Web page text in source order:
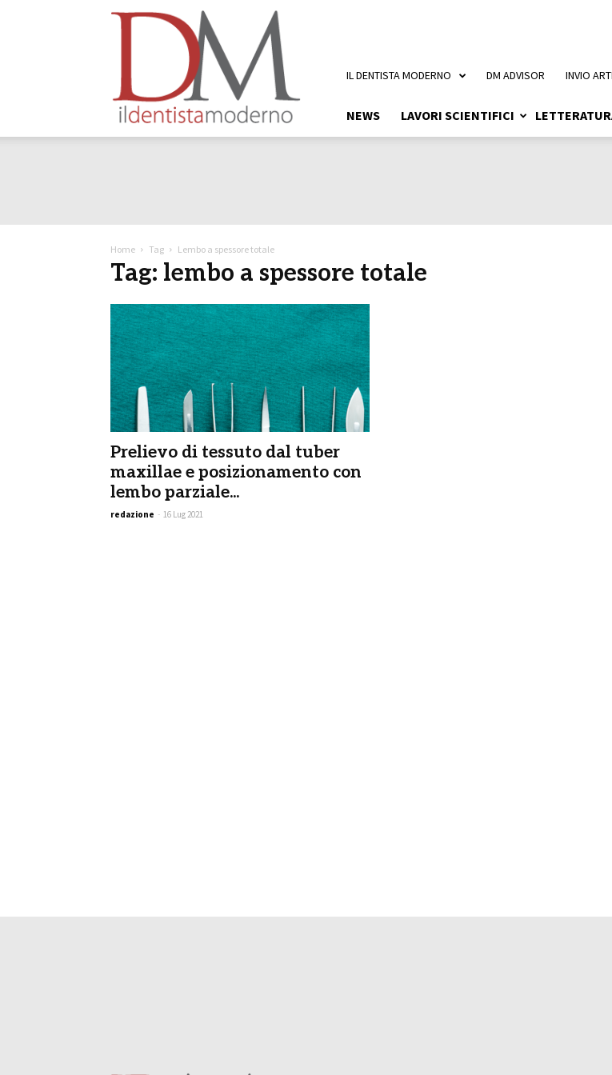
NEWS LAVORI SCIENTIFICI
IL DENTISTA MODERNO DM ADVISOR INVIO
Home Tag Lembo a spessore totale
Tag: lembo a spessore totale
Prelievo di tessuto dal tuber
maxillae e posizionamento con
lembo parziale...
redazione - 16 Lug 2021